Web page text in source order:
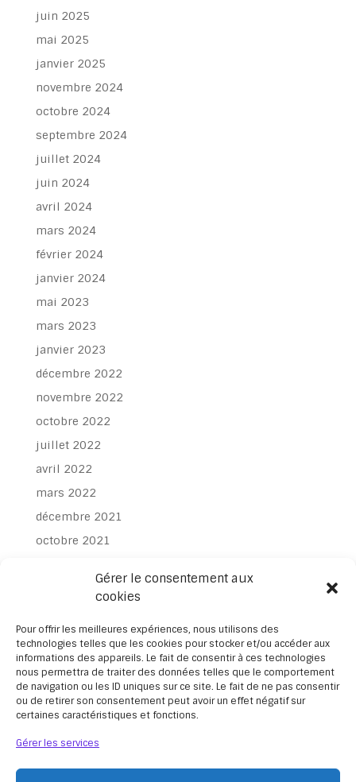
Gérer le consentement aux
cookies
Pour offrir les meilleures expériences, nous utilisons des
technologies telles que les cookies pour stocker et/ou accéder aux
informations des appareils. Le fait de consentir à ces technologies
nous permettra de traiter des données telles que le comportement
de navigation ou les ID uniques sur ce site. Le fait de ne pas consentir
ou de retirer son consentement peut avoir un effet négatif sur
certaines caractéristiques et fonctions.
Gérer les services
juin 2025
mai 2025
janvier 2025
novembre 2024
octobre 2024
septembre 2024
juillet 2024
juin 2024
avril 2024
mars 2024
février 2024
janvier 2024
mai 2023
mars 2023
janvier 2023
décembre 2022
novembre 2022
octobre 2022
juillet 2022
avril 2022
mars 2022
décembre 2021
octobre 2021
mars 2021
février 2021
janvier 2021
novembre 2020